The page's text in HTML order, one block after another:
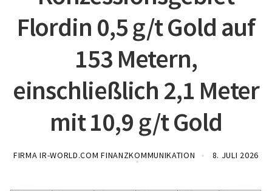
Flordin 0,5 g/t Gold auf
153 Metern,
einschließlich 2,1 Meter
mit 10,9 g/t Gold
FIRMA IR-WORLD.COM FINANZKOMMUNIKATION 8. JULI 2026